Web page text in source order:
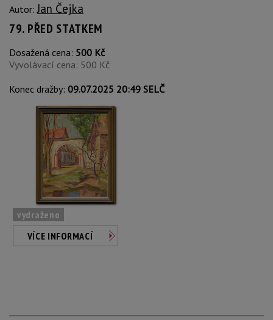
Autor:Jan Čejka
79. PŘED STATKEM
Dosažená cena: 500 Kč
Vyvolávací cena: 500 Kč
Konec dražby: 09.07.2025 20:49 SELČ
vydraženo
VÍCE INFORMACÍ